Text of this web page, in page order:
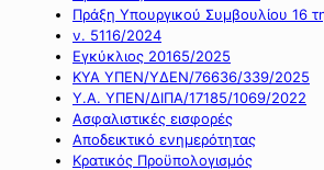
Πράξη Υπουργικού Συμβουλίου 16
ν. 5116/2024
Εγκύκλιος 20165/2025
ΚΥΑ ΥΠΕΝ/ΥΔΕΝ/76636/339/2025
Υ.Α. ΥΠΕΝ/ΔΙΠΑ/17185/1069/2022
Ασφαλιστικές εισφορές
Αποδεικτικό ενημερότητας
Κρατικός Προϋπολογισμός